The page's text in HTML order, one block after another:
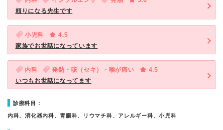
頼りになる先生です
小児科
4.5
家族でお世話になっています
内科 発熱・咳（セキ）・喉が痛い
4.5
いつもお世話になってます
診療科目：
内科、消化器内科、胃腸科、リウマチ科、アレルギー科、小児科